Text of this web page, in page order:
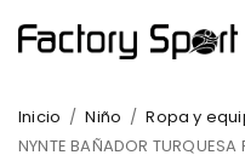
Inicio / Niño / Ropa y
NYNTE BAÑADOR TURQUESA